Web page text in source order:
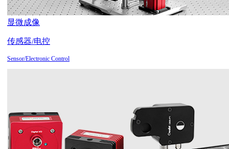
显微成像
传感器/电控
Sensor/Electronic Control